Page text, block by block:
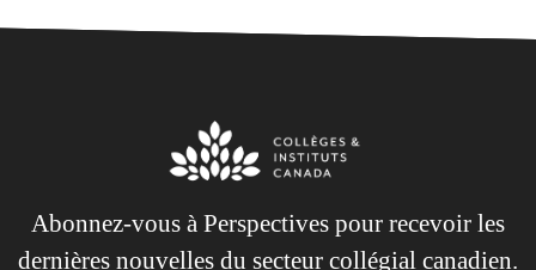
Abonnez-vous à Perspectives pour recevoir les
dernières nouvelles du secteur collégial canadien.